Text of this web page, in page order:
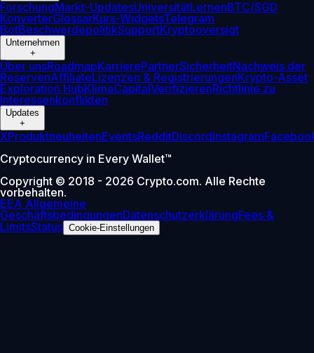
ForschungMarkt-UpdatesUniversitätLernenBTC/SGD
KonverterGlossarKurs-WidgetsTelegram
BotBeschwerdepolitikSupportKryptooversigt
Unternehmen
+
Über unsRoadmapKarrierePartnerSicherheitNachweis der
ReservenAffiliateLizenzen & RegistrierungenKrypto-Asset
Exploration HubKlimaCapitalVerifizierenRichtlinie zu
Interessenkonflikten
Updates
+
XProduktneuheitenEventsRedditDiscordInstagram
Cryptocurrency in Every Wallet™
Copyright © 2018 - 2026 Crypto.com. Alle Rechte
vorbehalten.
EEA Allgemeine
GeschäftsbedingungenDatenschutzerklärungFees &
LimitsStatus Cookie-Einstellungen